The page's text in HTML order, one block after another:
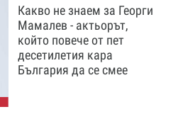
Какво не знаем за Георги
Мамалев - актьорът,
който повече от пет
десетилетия кара
България да се смее